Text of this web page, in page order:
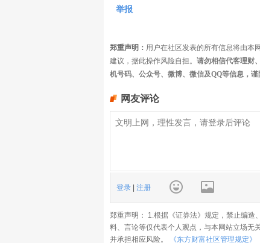
举报
郑重声明： 用户在社区发表的所有信息将由本
建议，据此操作风险自担。 请勿相信代客理财
机号码、公众号、微博、微信及QQ等信息，谨
网友评论
登录 注册
郑重声明： 1.根据《证券法》规定，禁止编
料、言论等仅代表个人观点，与本网站立场无
并承担相应风险。
《东方财富社区管理规定》